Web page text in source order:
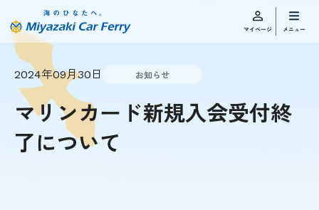
マリンカード新規入会受付終
了について
2024年09月30日 お知らせ